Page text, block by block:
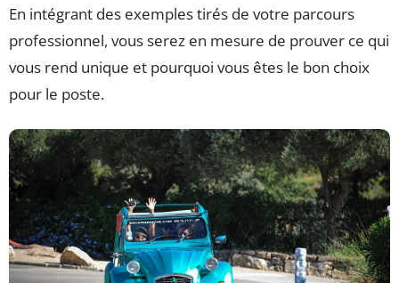
En intégrant des exemples tirés de votre parcours
professionnel, vous serez en mesure de prouver ce qui
vous rend unique et pourquoi vous êtes le bon choix
pour le poste.